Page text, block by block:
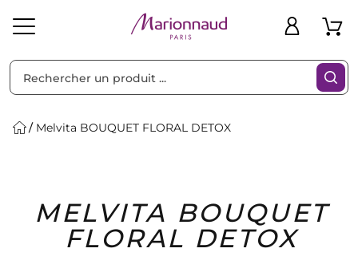
Solaire Homme Marques Idées
Cadeaux
Bons
Plans
Melvita BOUQUET FLORAL DETOX
MELVITA BOUQUET
FLORAL DETOX
Filtres